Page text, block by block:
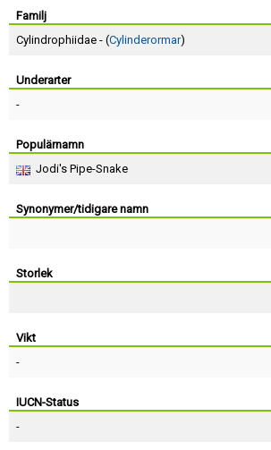
Familj
Cylindrophiidae - (Cylinderormar)
Underarter
-
Populärnamn
Jodi's Pipe-Snake
Synonymer/tidigare namn
Storlek
Vikt
-
IUCN-Status
-
Terms of Service
Skapa konto